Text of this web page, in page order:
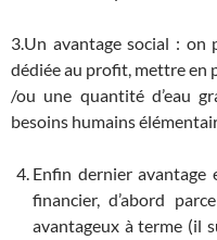
3.Un avantage social : on
dédiée au profit, mettre en
/ou une quantité d’eau
besoins humains
Enfin dernier avantage
financier, d’abord
avantageux à terme (il